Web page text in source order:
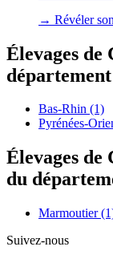
→ Révéler
Élevages de
département
Bas-Rhin (1)
Pyrénées-
Élevages
du
Marmoutier
Suivez-nous